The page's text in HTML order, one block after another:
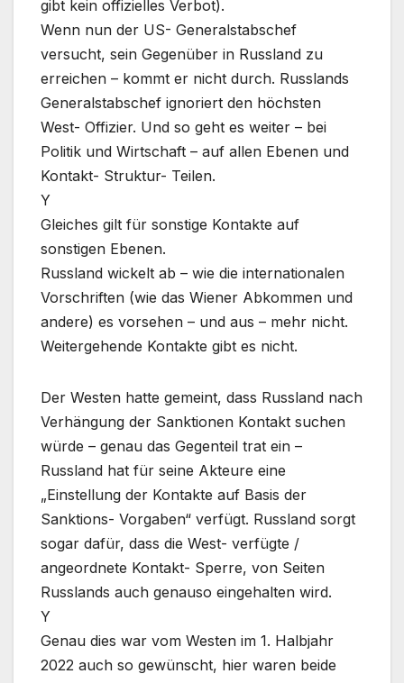
gibt kein offizielles Verbot).
Wenn nun der US- Generalstabschef
versucht, sein Gegenüber in Russland zu
erreichen – kommt er nicht durch. Russlands
Generalstabschef ignoriert den höchsten
West- Offizier. Und so geht es weiter – bei
Politik und Wirtschaft – auf allen Ebenen und
Kontakt- Struktur- Teilen.
Y
Gleiches gilt für sonstige Kontakte auf
sonstigen Ebenen.
Russland wickelt ab – wie die internationalen
Vorschriften (wie das Wiener Abkommen und
andere) es vorsehen – und aus – mehr nicht.
Weitergehende Kontakte gibt es nicht.
Der Westen hatte gemeint, dass Russland nach
Verhängung der Sanktionen Kontakt suchen
würde – genau das Gegenteil trat ein –
Russland hat für seine Akteure eine
„Einstellung der Kontakte auf Basis der
Sanktions- Vorgaben“ verfügt. Russland sorgt
sogar dafür, dass die West- verfügte /
angeordnete Kontakt- Sperre, von Seiten
Russlands auch genauso eingehalten wird.
Y
Genau dies war vom Westen im 1. Halbjahr
2022 auch so gewünscht, hier waren beide